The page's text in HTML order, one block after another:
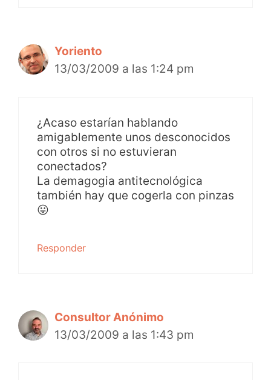
Yoriento
13/03/2009 a las 1:24 pm
¿Acaso estarían hablando
amigablemente unos desconocidos
con otros si no estuvieran
conectados?
La demagogia antitecnológica
también hay que cogerla con pinzas
😛
Responder
Consultor Anónimo
13/03/2009 a las 1:43 pm